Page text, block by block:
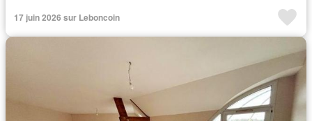
17 juin 2026 sur Leboncoin